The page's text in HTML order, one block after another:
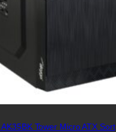
Tower Micro ATX Sort